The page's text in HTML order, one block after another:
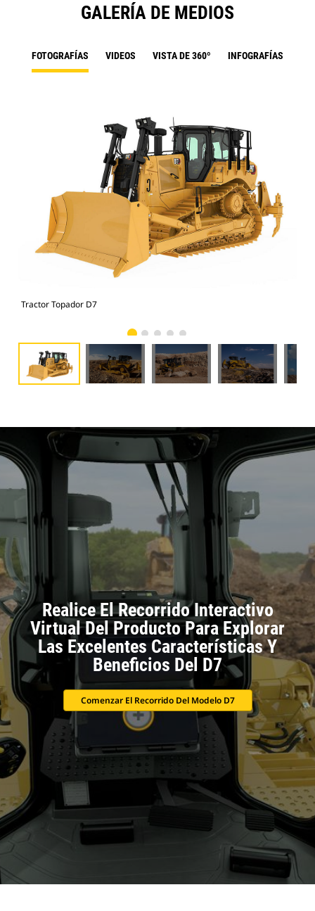
GALERÍA DE MEDIOS
FOTOGRAFÍAS VIDEOS VISTA DE 360º INFOGRAFÍAS
Tractor Topador D7
Realice El Recorrido Interactivo
Virtual Del Producto Para Explorar
Las Excelentes Características Y
Beneficios Del D7
Comenzar El Recorrido Del Modelo D7